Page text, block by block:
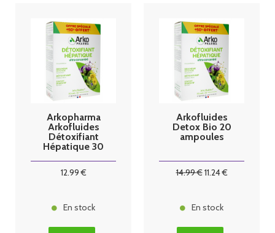
Arkopharma
Arkofluides
Détoxifiant
Hépatique 30
12.99€
En stock
Arkofluides
Detox Bio 20
ampoules
14.99€11.24€
En stock